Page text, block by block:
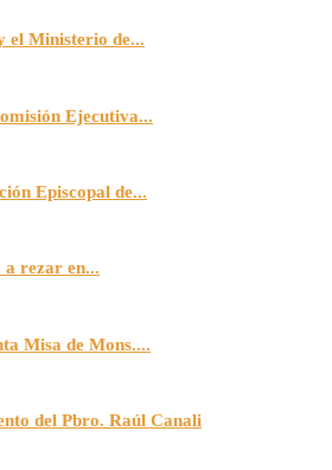
el Ministerio de...
Ejecutiva...
Episcopal de...
rezar en...
Misa de Mons....
del Pbro. Raúl Canali